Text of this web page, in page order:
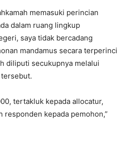
memasuki perincian
dalam ruang lingkup
saya tidak bercadang
mandamus secara terperinci
diliputi secukupnya melalui
tertakluk kepada allocatur,
responden kepada pemohon,”